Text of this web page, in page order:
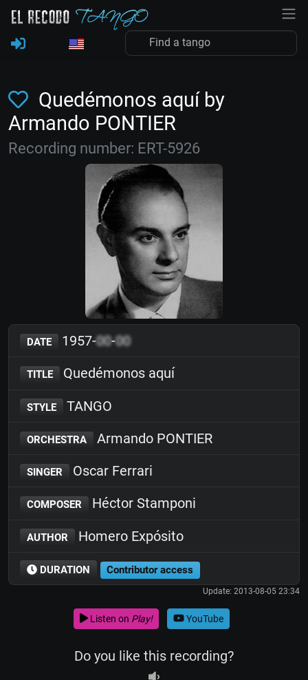
Quedémonos aquí by
Armando PONTIER
Recording number: ERT-5926
DATE 1957-00-00
TITLE Quedémonos aquí
STYLE TANGO
ORCHESTRA Armando PONTIER
SINGER Oscar Ferrari
COMPOSER Héctor Stamponi
AUTHOR Homero Expósito
DURATION Contributor access
Update: 2013-08-05 23:34
Listen on Play! YouTube
Do you like this recording?